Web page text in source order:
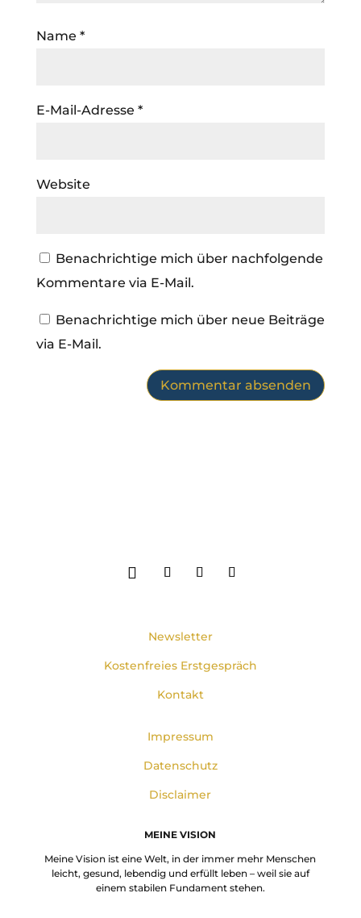
Name *
E-Mail-Adresse *
Website
Benachrichtige mich über nachfolgende
Kommentare via E-Mail.
Benachrichtige mich über neue Beiträge
via E-Mail.
Newsletter
Kostenfreies Erstgespräch
Kontakt
Impressum
Datenschutz
Disclaimer
MEINE VISION
Meine Vision ist eine Welt, in der immer mehr Menschen
leicht, gesund, lebendig und erfüllt leben – weil sie auf
einem stabilen Fundament stehen.